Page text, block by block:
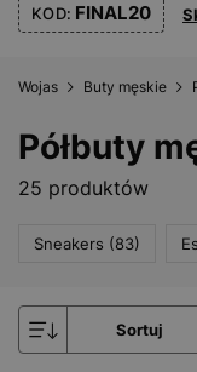
KOD: FINAL20
Wojas Buty męskie
Półbuty
25 produktów
Sneakers (83)
Sortuj